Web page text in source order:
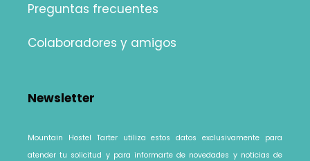
Preguntas frecuentes
Colaboradores y amigos
Newsletter
Mountain Hostel Tarter utiliza estos datos exclusivamente para
atender tu solicitud y para informarte de novedades y noticias de